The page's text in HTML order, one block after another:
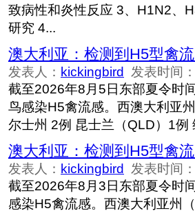
致病性和炎性反应 3、H1N2、
研究 4...
澳大利亚：检测到H5型禽
发表人： kickingbird 发表时间：
截至2026年8月5日东部夏令时
鸟感染H5禽流感。西澳大利亚
尔士州 2例 昆士兰（QLD）1例
澳大利亚：检测到H5型禽
发表人： kickingbird 发表时间：
截至2026年8月3日东部夏令时
感染H5禽流感。西澳大利亚州